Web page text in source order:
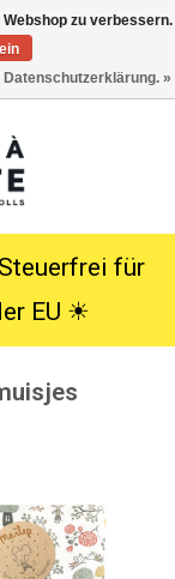
für
EU ☀︎
zu verbessern.
»